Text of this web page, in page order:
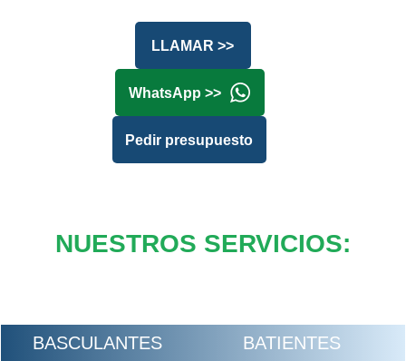
LLAMAR >>
WhatsApp >>
Pedir presupuesto
NUESTROS SERVICIOS:
BASCULANTES
BATIENTES